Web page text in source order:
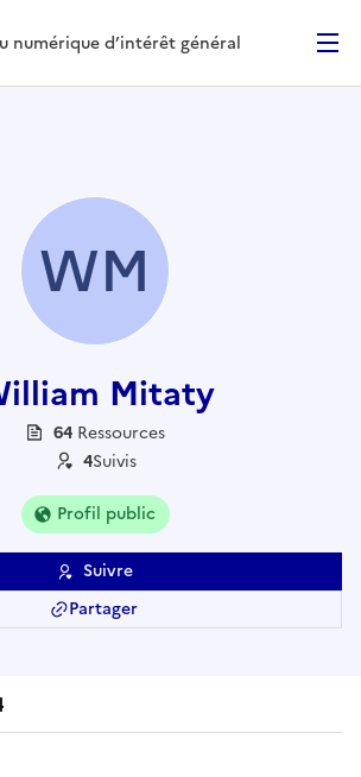
d’intérêt général- Retour à la
numérique d’intérêt général
WM
Mitaty
64 Ressources
4Suivis
Profil public
Suivre
Partager